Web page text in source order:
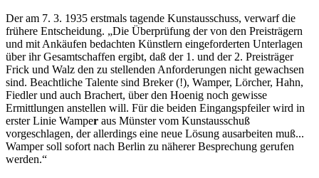
Der am 7. 3. 1935 erstmals tagende Kunstausschuss, verwarf die
frühere Entscheidung. „Die Überprüfung der von den Preisträgern
und mit Ankäufen bedachten Künstlern eingeforderten Unterlagen
über ihr Gesamtschaffen ergibt, daß der 1. und der 2. Preisträger
Frick und Walz den zu stellenden Anforderungen nicht gewachsen
sind. Beachtliche Talente sind Breker (!), Wamper, Lörcher, Hahn,
Fiedler und auch Brachert, über den Hoenig noch gewisse
Ermittlungen anstellen will. Für die beiden Eingangspfeiler wird in
erster Linie Wamper aus Münster vom Kunstausschuß
vorgeschlagen, der allerdings eine neue Lösung ausarbeiten muß...
Wamper soll sofort nach Berlin zu näherer Besprechung gerufen
werden.“